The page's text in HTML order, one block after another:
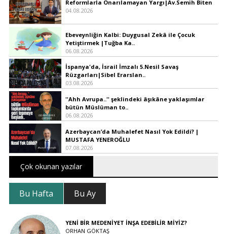
Reformlarla Onarılamayan Yargı|Av.Semih Biten
04.08.2026
Ebeveynliğin Kalbi: Duygusal Zekâ ile Çocuk
Yetiştirmek |Tuğba Ka..
06.08.2026
İspanya'da, İsrail İmzalı 5.Nesil Savaş
Rüzgarları|Sibel Erarslan..
03.08.2026
''Ahh Avrupa..'' şeklindeki âşıkâne yaklaşımlar
bütün Müslüman to..
06.08.2026
Azerbaycan’da Muhalefet Nasıl Yok Edildi? |
MUSTAFA YENEROĞLU
07.08.2026
Çok okunan yazılar
Bu Hafta Bu Ay
YENİ BİR MEDENİYET İNŞA EDEBİLİR MİYİZ?
ORHAN GÖKTAŞ